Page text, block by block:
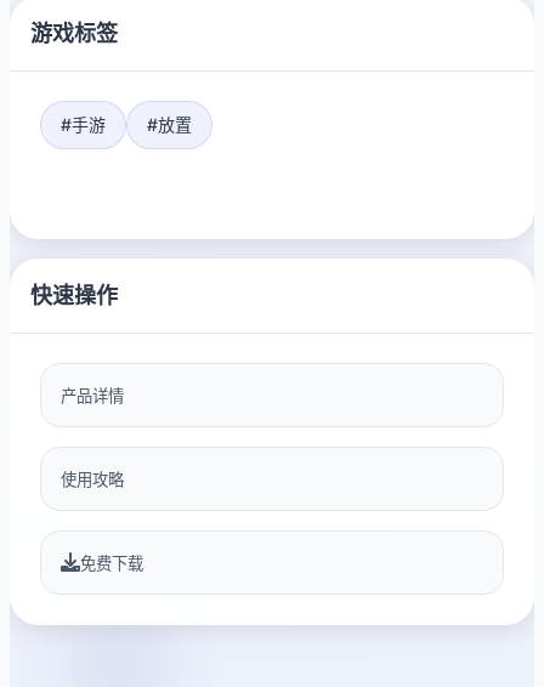
游戏标签
#手游 #放置
快速操作
产品详情
使用攻略
免费下载